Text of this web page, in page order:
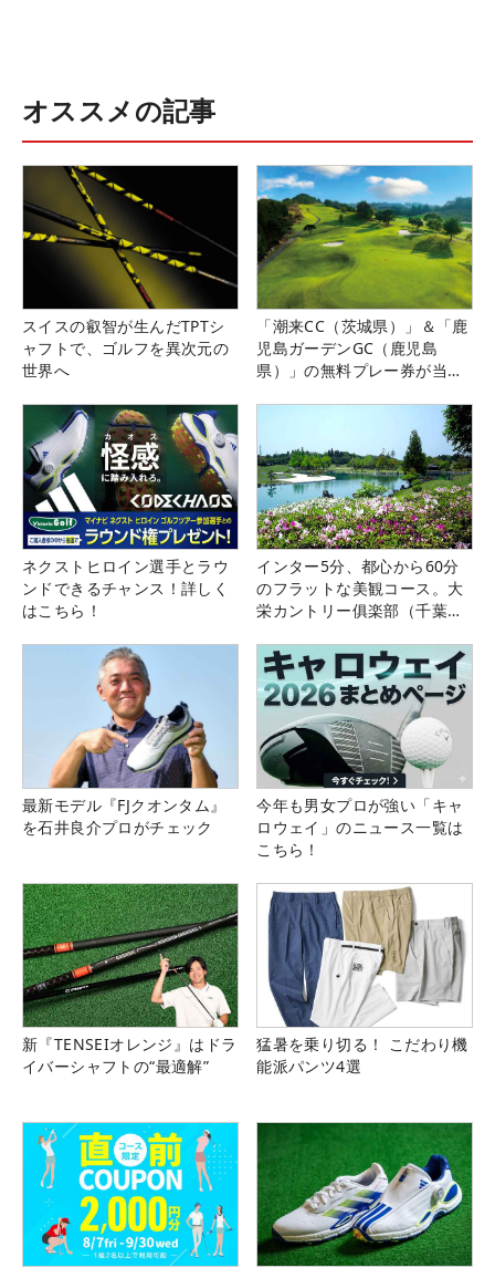
オススメの記事
スイスの叡智が生んだTPTシ
ャフトで、ゴルフを異次元の
世界へ
「潮来CC（茨城県）」＆「鹿
児島ガーデンGC（鹿児島
県）」の無料プレー券が当た
ネクストヒロイン選手とラウ
ンドできるチャンス！詳しく
はこちら！
インター5分、都心から60分
のフラットな美観コース。大
栄カントリー俱楽部（千葉
最新モデル『FJクオンタム』
を石井良介プロがチェック
今年も男女プロが強い「キャ
ロウェイ」のニュース一覧は
こちら！
新『TENSEIオレンジ』はドラ
イバーシャフトの“最適解”
猛暑を乗り切る！ こだわり機
能派パンツ4選